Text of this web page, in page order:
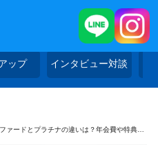
ップ インタビュー対談
ラチナの違いは？年会費や特典を比較して選び方を解説